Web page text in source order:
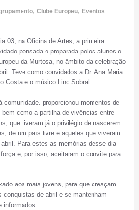
, Clube Europeu, Eventos
03, na Oficina de Artes, a primeira
pensada e preparada pelos alunos e
da Murtosa, no âmbito da celebração
Teve como convidados a Dr. Ana Maria
Costa e o músico Lino Sobral.
comunidade, proporcionou momentos de
como a partilha de vivências entre
que tiveram já o privilégio de nascerem
de um país livre e aqueles que viveram
Para estes as memórias desse dia
e, por isso, aceitaram o convite para
aos mais jovens, para que cresçam
conquistas de abril e se mantenham
informados.